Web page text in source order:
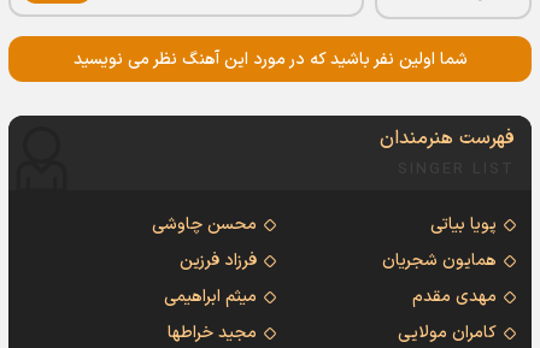
شما اولین نفر باشید که در مورد این آهنگ نظر می نویسید
فهرست هنرمندان
پویا بیاتی
محسن چاوشی
همایون شجریان
فرزاد فرزین
مهدی مقدم
میثم ابراهیمی
کامران مولایی
مجید خراطها